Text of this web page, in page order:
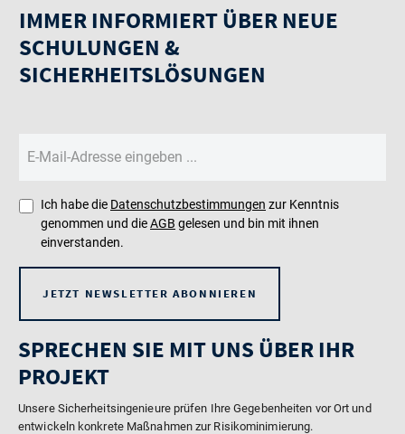
IMMER INFORMIERT ÜBER NEUE
SCHULUNGEN &
SICHERHEITSLÖSUNGEN
Ich habe die Datenschutzbestimmungen zur Kenntnis
genommen und dieAGB gelesen und bin mit ihnen
einverstanden.
JETZT NEWSLETTER ABONNIEREN
SPRECHEN SIE MIT UNS ÜBER IHR
PROJEKT
Unsere Sicherheitsingenieure prüfen Ihre Gegebenheiten vor Ort und
entwickeln konkrete Maßnahmen zur Risikominimierung.